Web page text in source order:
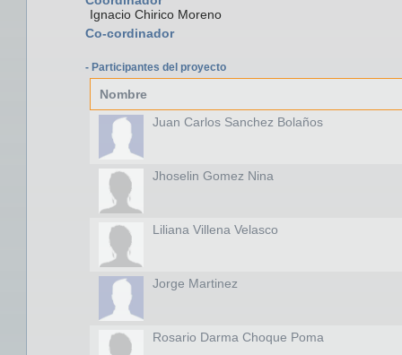
Ignacio Chirico Moreno
Co-cordinador
- Participantes del proyecto
Nombre
Juan Carlos Sanchez Bolaños
Jhoselin Gomez Nina
Liliana Villena Velasco
Jorge Martinez
Rosario Darma Choque Poma